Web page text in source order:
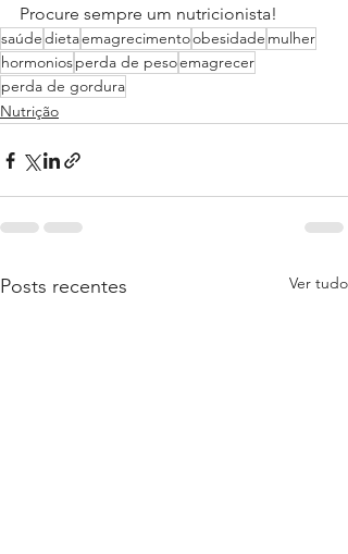
Procure sempre um nutricionista!
saúdedietaemagrecimentoobesidade mulher
hormoniosperda de pesoemagrecer
perda de gordura
Nutrição
Posts recentes Ver tudo